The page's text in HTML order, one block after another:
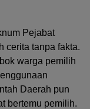
Pejabat
cerita tanpa fakta.
warga pemilih
Daerah pun
bertemu pemilih.